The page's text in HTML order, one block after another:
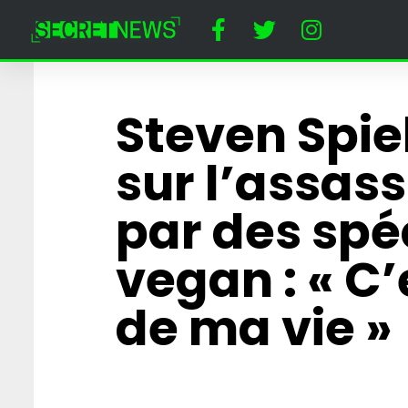
Steven
sur
par des
vegan : «
de ma vie »
« Papy toi
Cirque du